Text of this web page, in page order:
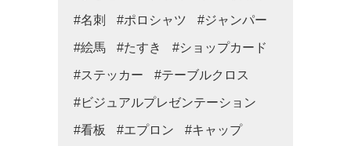
#名刺 #ポロシャツ #ジャンパー
#絵馬 #たすき #ショップカード
#ステッカー #テーブルクロス
#ビジュアルプレゼンテーション
#看板 #エプロン #キャップ